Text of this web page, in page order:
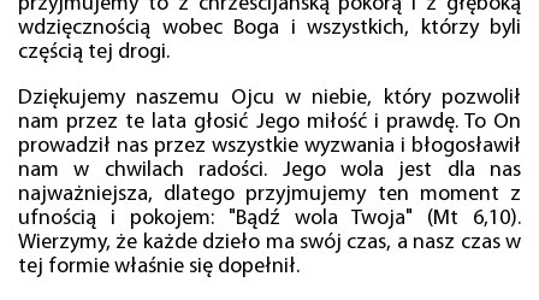
wdzięcznością wobec Boga i wszystkich, którzy byli
częścią tej drogi.
Dziękujemy naszemu Ojcu w niebie, który pozwolił
nam przez te lata głosić Jego miłość i prawdę. To On
prowadził nas przez wszystkie wyzwania i błogosławił
nam w chwilach radości. Jego wola jest dla nas
najważniejsza, dlatego przyjmujemy ten moment z
ufnością i pokojem: "Bądź wola Twoja" (Mt 6,10).
Wierzymy, że każde dzieło ma swój czas, a nasz czas w
tej formie właśnie się dopełnił.